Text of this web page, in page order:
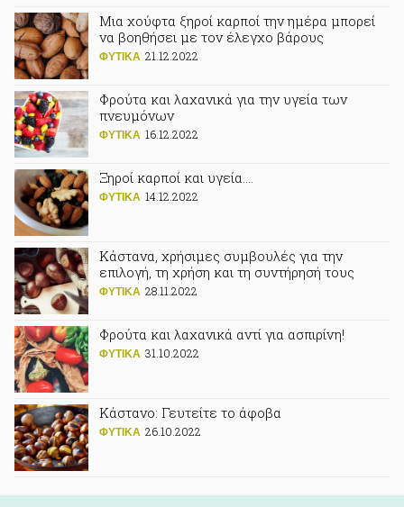
Μια χούφτα ξηροί καρποί την ημέρα μπορεί
να βοηθήσει με τον έλεγχο βάρους
ΦΥΤΙΚA 21.12.2022
Φρούτα και λαχανικά για την υγεία των
πνευμόνων
ΦΥΤΙΚA 16.12.2022
Ξηροί καρποί και υγεία….
ΦΥΤΙΚA 14.12.2022
Κάστανα, χρήσιμες συμβουλές για την
επιλογή, τη χρήση και τη συντήρησή τους
ΦΥΤΙΚA 28.11.2022
Φρούτα και λαχανικά αντί για ασπιρίνη!
ΦΥΤΙΚA 31.10.2022
Κάστανο: Γευτείτε το άφοβα
ΦΥΤΙΚA 26.10.2022